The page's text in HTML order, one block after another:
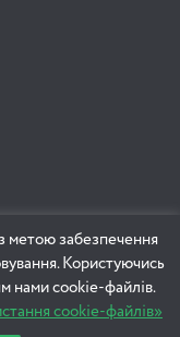
метою забезпечення
Користуючись
нами cookie-файлів.
cookie-файлів»